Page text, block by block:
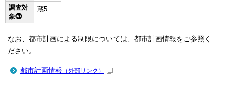
調査対
象⓷
蔵5
なお、都市計画による制限については、都市計画情報をご参照く
ださい。
都市計画情報 （外部リンク）